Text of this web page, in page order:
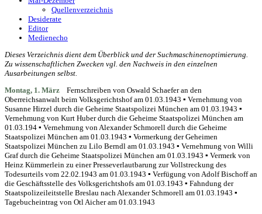
Quellenverzeichnis
Desiderate
Editor
Medienecho
Dieses Verzeichnis dient dem Überblick und der Suchmaschinenoptimierung.
Zu wissenschaftlichen Zwecken vgl. den Nachweis in den einzelnen
Ausarbeitungen selbst.
Montag, 1. März
Fernschreiben von Oswald Schaefer an den
Oberreichsanwalt beim Volksgerichtshof am 01.03.1943 ▪ Vernehmung von
Susanne Hirzel durch die Geheime Staatspolizei München am 01.03.1943 ▪
Vernehmung von Kurt Huber durch die Geheime Staatspolizei München am
01.03.194 ▪ Vernehmung von Alexander Schmorell durch die Geheime
Staatspolizei München am 01.03.1943 ▪ Vormerkung der Geheimen
Staatspolizei München zu Lilo Berndl am 01.03.1943 ▪ Vernehmung von Willi
Graf durch die Geheime Staatspolizei München am 01.03.1943 ▪ Vermerk von
Heinz Kümmerlein zu einer Presseverlautbarung zur Vollstreckung des
Todesurteils vom 22.02.1943 am 01.03.1943 ▪ Verfügung von Adolf Bischoff an
die Geschäftsstelle des Volksgerichtshofs am 01.03.1943 ▪ Fahndung der
Staatspolizeileitstelle Breslau nach Alexander Schmorell am 01.03.1943 ▪
Tagebucheintrag von Otl Aicher am 01.03.1943